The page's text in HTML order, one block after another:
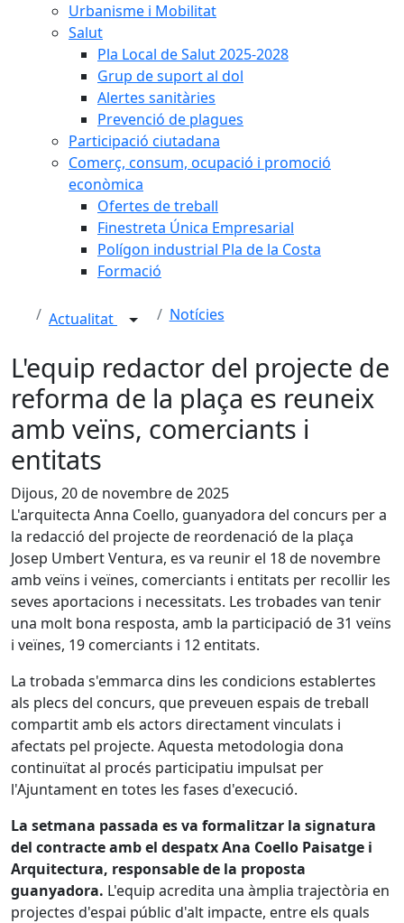
Urbanisme i Mobilitat
Salut
Pla Local de Salut 2025-2028
Grup de suport al dol
Alertes sanitàries
Prevenció de plagues
Participació ciutadana
Comerç, consum, ocupació i promoció
econòmica
Ofertes de treball
Finestreta Única Empresarial
Polígon industrial Pla de la Costa
Formació
Actualitat Notícies
L'equip redactor del projecte de
reforma de la plaça es reuneix
amb veïns, comerciants i
entitats
Dijous, 20 de novembre de 2025
L'arquitecta Anna Coello, guanyadora del concurs per a
la redacció del projecte de reordenació de la plaça
Josep Umbert Ventura, es va reunir el 18 de novembre
amb veïns i veïnes, comerciants i entitats per recollir les
seves aportacions i necessitats. Les trobades van tenir
una molt bona resposta, amb la participació de 31 veïns
i veïnes, 19 comerciants i 12 entitats.
La trobada s'emmarca dins les condicions establertes
als plecs del concurs, que preveuen espais de treball
compartit amb els actors directament vinculats i
afectats pel projecte. Aquesta metodologia dona
continuïtat al procés participatiu impulsat per
l'Ajuntament en totes les fases d'execució.
La setmana passada es va formalitzar la signatura
del contracte amb el despatx Ana Coello Paisatge i
Arquitectura, responsable de la proposta
guanyadora. L'equip acredita una àmplia trajectòria en
projectes d'espai públic d'alt impacte, entre els quals